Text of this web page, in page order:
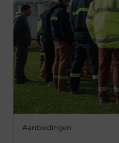
Aanbiedingen